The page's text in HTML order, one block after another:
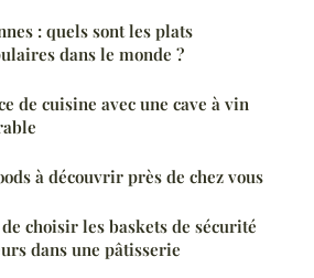
: quels sont les plats
dans le monde ?
de cuisine avec une cave à vin
à découvrir près de chez vous
choisir les baskets de sécurité
dans une pâtisserie